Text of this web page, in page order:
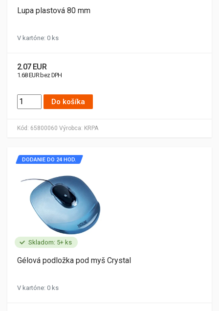
Kód: 65800060 Výrobca: KRPA
Lupa plastová 80 mm
V kartóne: 0 ks
2.07 EUR
1.68 EUR bez DPH
Do košíka
Skladom: 5+ ks
DODANIE DO 24 HOD.
Gélová podložka pod myš Crystal
V kartóne: 0 ks